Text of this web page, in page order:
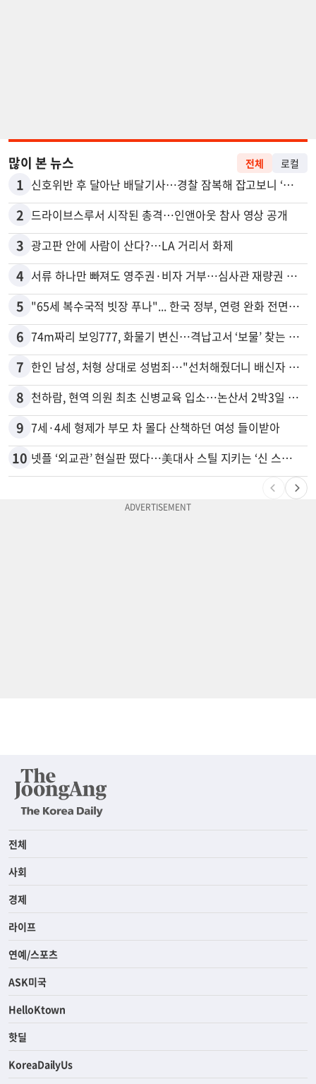
많이 본 뉴스 전체 로컬
1 신호위반 후 달아난 배달기사…경찰 잠복해 잡고보니 ‘반전’
2 드라이브스루서 시작된 총격…인앤아웃 참사 영상 공개
3 광고판 안에 사람이 산다?…LA 거리서 화제
4 서류 하나만 빠져도 영주권·비자 거부…심사관 재량권 대폭 확대
5 "65세 복수국적 빗장 푸나"... 한국 정부, 연령 완화 전면 추진
6 74m짜리 보잉777, 화물기 변신…격납고서 ‘보물’ 찾는 인천공항
7 한인 남성, 처형 상대로 성범죄…"선처해줬더니 배신자 취급"
8 천하람, 현역 의원 최초 신병교육 입소…논산서 2박3일 생활
9 7세·4세 형제가 부모 차 몰다 산책하던 여성 들이받아
10 넷플 ‘외교관’ 현실판 떴다…美대사 스틸 지키는 ‘신 스틸러’
전체
사회
경제
라이프
연예/스포츠
ASK미국
HelloKtown
핫딜
KoreaDailyUs